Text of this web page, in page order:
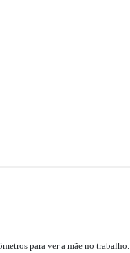
para ver a mãe no trabalho.